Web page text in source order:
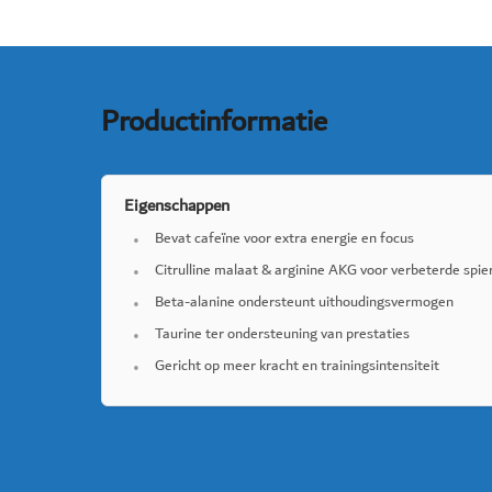
Productinformatie
Eigenschappen
Bevat cafeïne voor extra energie en focus
Citrulline malaat & arginine AKG voor verbeterde
Beta-alanine ondersteunt uithoudingsvermogen
Taurine ter ondersteuning van prestaties
Gericht op meer kracht en trainingsintensiteit